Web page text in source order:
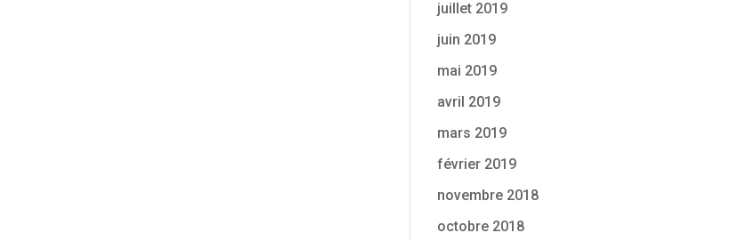
juillet 2019
juin 2019
mai 2019
avril 2019
mars 2019
février 2019
novembre 2018
octobre 2018